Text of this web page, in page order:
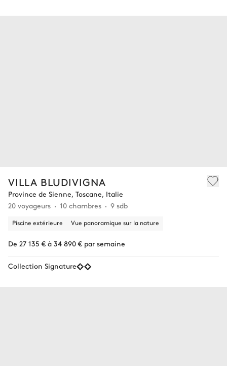
VILLA BLUDIVIGNA
Province de Sienne, Toscane, Italie
20 voyageurs
10 chambres 9 sdb
Piscine extérieure Vue panoramique sur la nature
De 27 135 € à 34 890 € par semaine
Collection Signature